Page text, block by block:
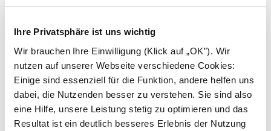
Ihre Privatsphäre ist uns wichtig
Wir brauchen Ihre Einwilligung (Klick auf „OK”). Wir
nutzen auf unserer Webseite verschiedene Cookies:
Einige sind essenziell für die Funktion, andere helfen uns
dabei, die Nutzenden besser zu verstehen. Sie sind also
eine Hilfe, unsere Leistung stetig zu optimieren und das
Resultat ist ein deutlich besseres Erlebnis der Nutzung